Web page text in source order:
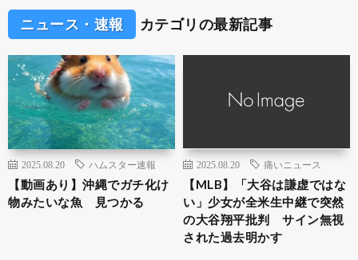
ニュース・速報 カテゴリの最新記事
2025.08.20 ハムスター速報
【動画あり】沖縄でガチ化け
物みたいな魚 見つかる
2025.08.20 痛いニュース
【MLB】「大谷は謙虚ではな
い」少女が全米生中継で突然
の大谷翔平批判 サイン無視
された過去明かす